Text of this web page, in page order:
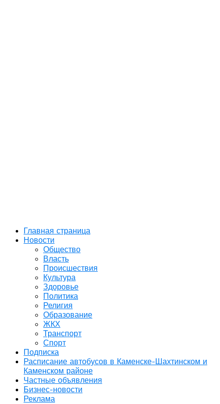
Главная страница
Новости
Общество
Власть
Происшествия
Культура
Здоровье
Политика
Религия
Образование
ЖКХ
Транспорт
Спорт
Подписка
Расписание автобусов в Каменске-Шахтинском и
Каменском районе
Частные объявления
Бизнес-новости
Реклама